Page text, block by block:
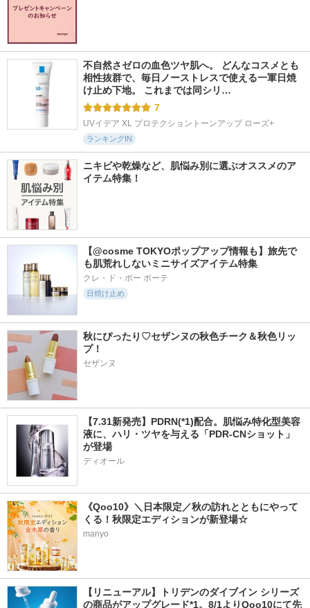
不自然さゼロの血色ツヤ肌へ。 どんなコスメとも
相性抜群で、毎日ノーストレスで使える一軍日焼
け止め下地。 これまでは同シリ…
7
UVイデア XL プロテクショントーンアップ ローズ+
ランキングIN
ニキビや乾燥など、肌悩み別に選ぶオススメのア
イテム特集！
【@cosme TOKYOポップアップ情報も】旅先で
も肌荒れしないミニサイズアイテム特集
クレ・ド・ポー ボーテ
日焼け止め
秋にぴったり♡セザンヌの秋色チーク＆秋色リッ
プ！
セザンヌ
【7.31新発売】PDRN(*1)配合。肌悩み特化型美容
液に、ハリ・ツヤを与える「PDR-CNショット」
が登場
ディオール
《Qoo10》＼日本限定／秋の訪れとともにやって
くる！秋限定エディションが新登場☆
manyo
【リニューアル】トリデンのダイブイン シリーズ
の商品がアップグレード*1。8/1よりQoo10にて先